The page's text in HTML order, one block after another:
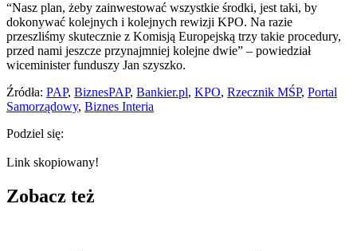
“Nasz plan, żeby zainwestować wszystkie środki, jest taki, by
dokonywać kolejnych i kolejnych rewizji KPO. Na razie
przeszliśmy skutecznie z Komisją Europejską trzy takie procedury,
przed nami jeszcze przynajmniej kolejne dwie” – powiedział
wiceminister funduszy Jan szyszko.
Źródła: PAP, BiznesPAP, Bankier.pl, KPO, Rzecznik MŚP, Portal
Samorządowy, Biznes Interia
Podziel się:
Link skopiowany!
Zobacz też